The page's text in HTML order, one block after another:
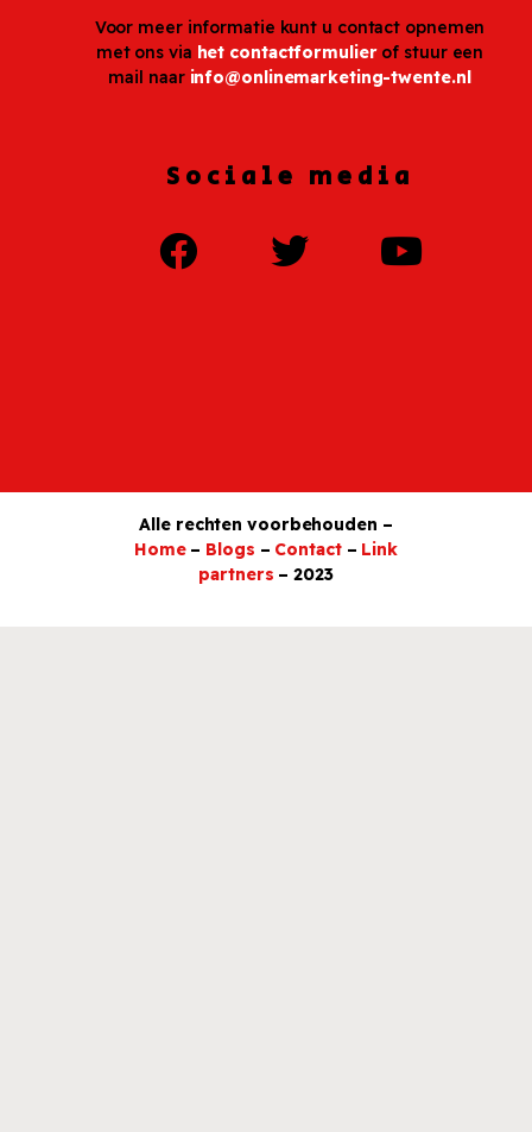
Voor meer informatie kunt u contact opnemen
met ons via het contactformulierof stuur een
mail naar info@onlinemarketing-twente.nl
Sociale media
Alle rechten voorbehouden –
Home – Blogs – Contact – Link
partners – 2023